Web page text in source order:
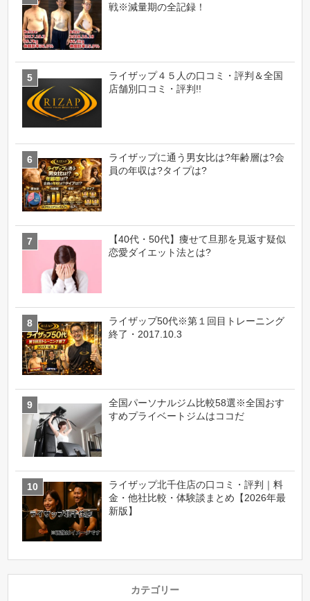
戦※減量期の全記録！
ライザップ４５人の口コミ・評判＆全国
店舗別口コミ・評判!!
ライザップに通う男女比は?年齢層は?会
員の年収は?タイプは?
【40代・50代】痩せて旦那を見返す疑似
恋愛ダイエット法とは?
ライザップ50代※第１回目トレーニング
終了・2017.10.3
全国パーソナルジム比較58選※全国おす
すめプライベートジムはココだ
ライザップ北千住店の口コミ・評判｜料
金・他社比較・体験談まとめ【2026年最
新版】
カテゴリー